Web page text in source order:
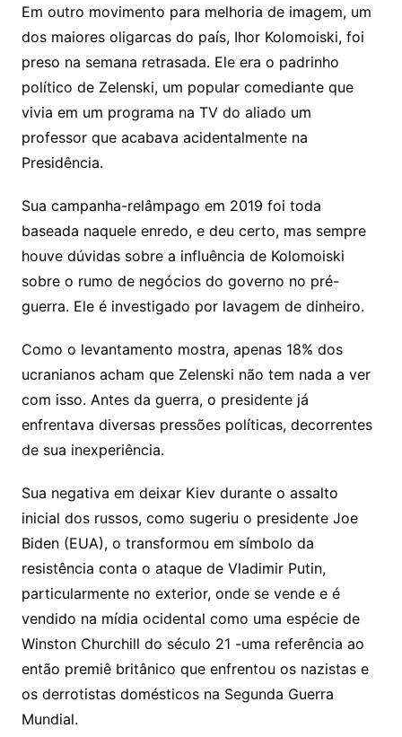
Em outro movimento para melhoria de imagem, um
dos maiores oligarcas do país, Ihor Kolomoiski, foi
preso na semana retrasada. Ele era o padrinho
político de Zelenski, um popular comediante que
vivia em um programa na TV do aliado um
professor que acabava acidentalmente na
Presidência.
Sua campanha-relâmpago em 2019 foi toda
baseada naquele enredo, e deu certo, mas sempre
houve dúvidas sobre a influência de Kolomoiski
sobre o rumo de negócios do governo no pré-
guerra. Ele é investigado por lavagem de dinheiro.
Como o levantamento mostra, apenas 18% dos
ucranianos acham que Zelenski não tem nada a ver
com isso. Antes da guerra, o presidente já
enfrentava diversas pressões políticas, decorrentes
de sua inexperiência.
Sua negativa em deixar Kiev durante o assalto
inicial dos russos, como sugeriu o presidente Joe
Biden (EUA), o transformou em símbolo da
resistência conta o ataque de Vladimir Putin,
particularmente no exterior, onde se vende e é
vendido na mídia ocidental como uma espécie de
Winston Churchill do século 21 -uma referência ao
então premiê britânico que enfrentou os nazistas e
os derrotistas domésticos na Segunda Guerra
Mundial.